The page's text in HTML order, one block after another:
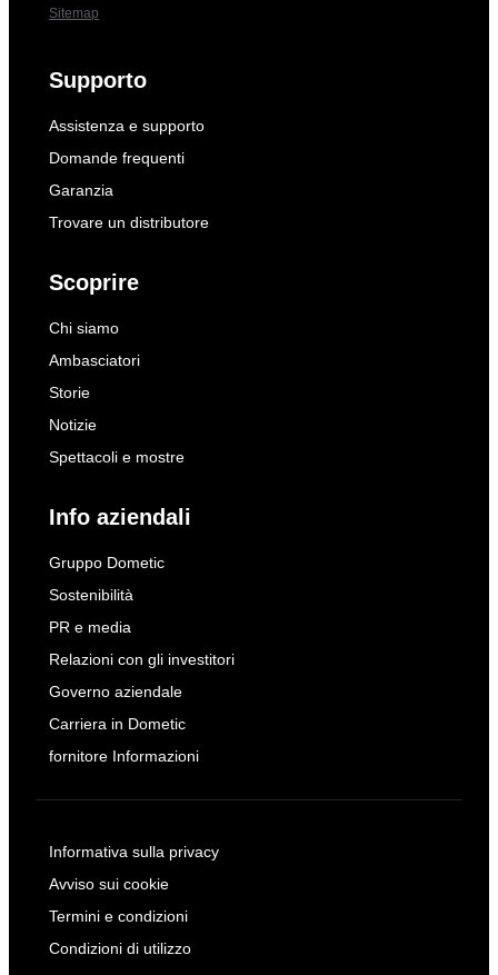
Sitemap
Supporto
Assistenza e supporto
Domande frequenti
Garanzia
Trovare un distributore
Scoprire
Chi siamo
Ambasciatori
Storie
Notizie
Spettacoli e mostre
Info aziendali
Gruppo Dometic
Sostenibilità
PR e media
Relazioni con gli investitori
Governo aziendale
Carriera in Dometic
fornitore Informazioni
Informativa sulla privacy
Avviso sui cookie
Termini e condizioni
Condizioni di utilizzo